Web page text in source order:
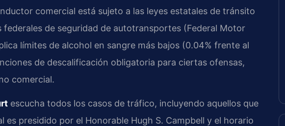
comercial está sujeto a las leyes estatales de tránsito
federales de seguridad de autotransportes (Federal Motor
límites de alcohol en sangre más bajos (0.04% frente al
de descalificación obligatoria para ciertas ofensas,
comercial.
escucha todos los casos de tráfico, incluyendo aquellos que
es presidido por el Honorable Hugh S. Campbell y el horario